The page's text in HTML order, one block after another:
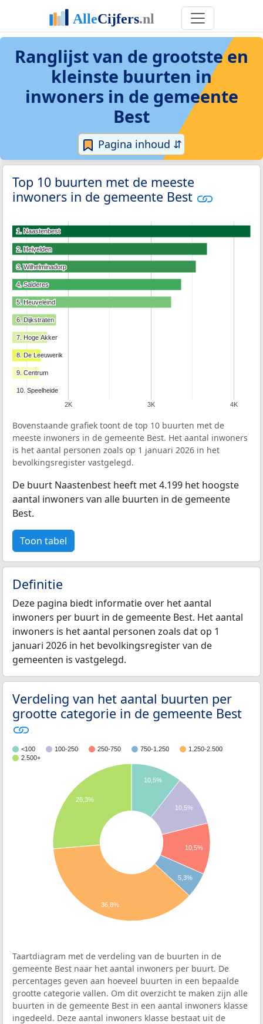
Ranglijst van de grootste en
kleinste buurten in
inwoners in de gemeente
Best
Pagina inhoud ⇵
Top 10 buurten met de meeste
inwoners in de gemeente Best
2K 3K 4K
1. Naastenbest
1. Naastenbest
2. Heivelden
2. Heivelden
3. Wilhelminadorp
3. Wilhelminadorp
4. Salderes
4. Salderes
5. Heuveleind
5. Heuveleind
6. Dijkstraten
6. Dijkstraten
7. Hoge Akker
7. Hoge Akker
8. De Leeuwerik
8. De Leeuwerik
9. Centrum
9. Centrum
10. Speelheide
10. Speelheide
Bovenstaande grafiek toont de top 10 buurten met de
meeste inwoners in de gemeente Best. Het aantal inwoners
is het aantal personen zoals op 1 januari 2026 in het
bevolkingsregister vastgelegd.
De buurt Naastenbest heeft met 4.199 het hoogste
aantal inwoners van alle buurten in de gemeente
Best.
Toon tabel
Definitie
Deze pagina biedt informatie over het aantal
inwoners per buurt in de gemeente Best. Het aantal
inwoners is het aantal personen zoals dat op 1
januari 2026 in het bevolkingsregister van de
gemeenten is vastgelegd.
Verdeling van het aantal buurten per
grootte categorie in de gemeente Best
<100 100-250 250-750 750-1.250
1.250-2.500
2.500+
10,5%
10,5%
10,5%
5,3%
26,3%
36,8%
Taartdiagram met de verdeling van de buurten in de
gemeente Best naar het aantal inwoners per buurt. De
percentages geven aan hoeveel buurten in een bepaalde
grootte categorie vallen. Om dit overzicht te maken zijn alle
buurten in de gemeente Best in een aantal inwoners klasse
ingedeeld. Deze aantal inwoners klasse bestaat uit de